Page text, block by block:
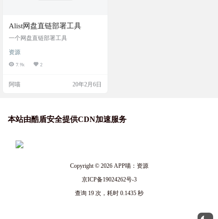
Alist网盘直链部署工具
一个网盘直链部署工具
资源
7.9k 2
阿喵 20年2月6日
本站由酷盾安全提供CDN加速服务
Copyright © 2026APP喵：资源
京ICP备19024262号-3
查询 19 次，耗时 0.1435 秒